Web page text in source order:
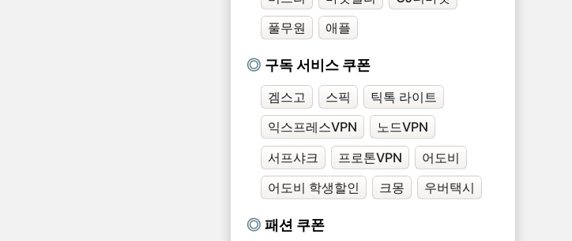
풀무원
애플
구독 서비스 쿠폰
겜스고 스픽
틱톡 라이트
익스프레스VPN
노드VPN
서프샤크
프로톤VPN
어도비
어도비 학생할인
크몽 우버택시
패션 쿠폰